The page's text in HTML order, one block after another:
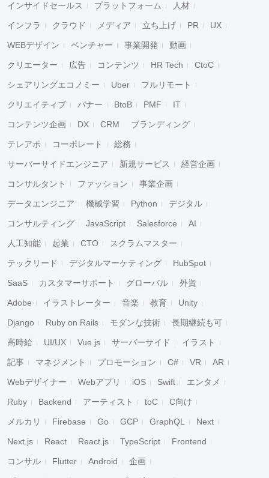
インサイドセールス プラットフォーム 人材
インフラ クラウド メディア 立ち上げ PR UX
WEBデザイン ベンチャー 事業開発 動画
クリエーター 広告 コンテンツ HR Tech CtoC
シェアリングエコノミー Uber フルリモート
クリエイティブ バナー BtoB PMF IT
コンテンツ企画 DX CRM ブランディング
テレアポ コーポレート 総務
サーバーサイドエンジニア 新規サービス 経営企画
コンサルタント ファッション 事業企画
データエンジニア 機械学習 Python デジタル
コンサルティング JavaScript Salesforce AI
人工知能 起業 CTO スクラムマスター
テックリード デジタルマーケティング HubSpot
SaaS カスタマーサポート グローバル 外資
Adobe イラストレーター 音楽 教育 Unity
Django Ruby on Rails モダンな技術 長期継続も可
高時給 UI/UX Vue.js サーバーサイド イラスト
記事 マネジメント プロモーション C# VR AR
Webデザイナー Webアプリ iOS Swift エンタメ
Ruby Backend アーティスト toC C向け
メルカリ Firebase Go GCP GraphQL Next
Next.js React React.js TypeScript Frontend
コンサル Flutter Android 企画